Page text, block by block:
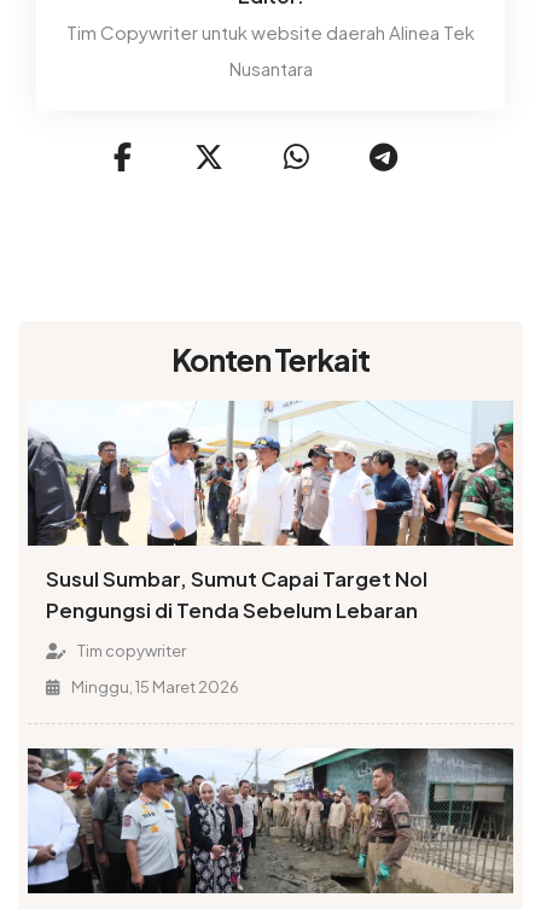
Tim Copywriter untuk website daerah Alinea Tek
Nusantara
Konten Terkait
Susul Sumbar, Sumut Capai Target Nol
Pengungsi di Tenda Sebelum Lebaran
Tim copywriter
Minggu, 15 Maret 2026